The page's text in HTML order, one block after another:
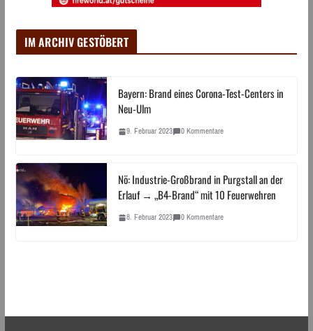
IM ARCHIV GESTÖBERT
Bayern: Brand eines Corona-Test-Centers in
Neu-Ulm
9. Februar 2023 0 Kommentare
Nö: Industrie-Großbrand in Purgstall an der
Erlauf → „B4-Brand“ mit 10 Feuerwehren
8. Februar 2023 0 Kommentare